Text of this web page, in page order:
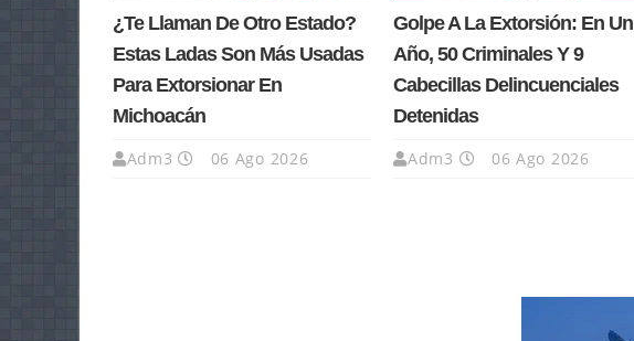
¿Te Llaman De Otro Estado?
Estas Ladas Son Más Usadas
Para Extorsionar En
Michoacán
Adm3 06 Ago 2026
Golpe A La Extorsión: En Un
Año, 50 Criminales Y 9
Cabecillas Delincuenciales
Detenidas
Adm3 06 Ago 2026